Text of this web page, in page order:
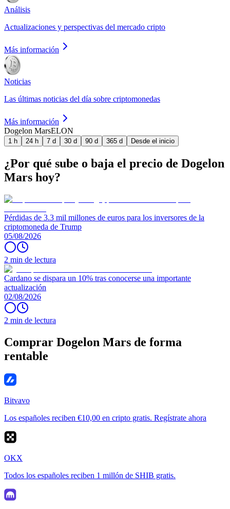
Análisis
Actualizaciones y perspectivas del mercado cripto
Más información
Noticias
Las últimas noticias del día sobre criptomonedas
Más información
Dogelon MarsELON
1 h 24 h 7 d 30 d 90 d 365 d Desde el inicio
¿Por qué sube o baja el precio de Dogelon
Mars hoy?
Pérdidas de 3.3 mil millones de euros para los inversores de la
criptomoneda de Trump
05/08/2026
2 min de lectura
Cardano se dispara un 10% tras conocerse una importante
actualización
02/08/2026
2 min de lectura
Comprar Dogelon Mars de forma
rentable
Bitvavo
Los españoles reciben €10,00 en cripto gratis. Regístrate ahora
OKX
Todos los españoles reciben 1 millón de SHIB gratis.